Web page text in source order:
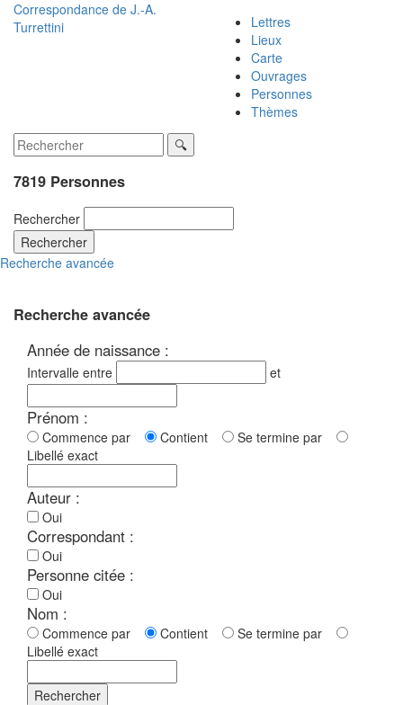
Correspondance de J.-A.
Turrettini
Lettres
Lieux
Carte
Ouvrages
Personnes
Thèmes
7819 Personnes
Rechercher
Rechercher
Recherche avancée
Recherche avancée
Année de naissance :
Intervalle entre et
Prénom :
Commence par Contient
Se termine par
Libellé exact
Auteur :
Oui
Correspondant :
Oui
Personne citée :
Oui
Nom :
Commence par Contient
Se termine par
Libellé exact
Rechercher